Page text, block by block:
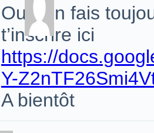
Oui j’en fais
t’inscrire ici
https://
Y-
A bientôt